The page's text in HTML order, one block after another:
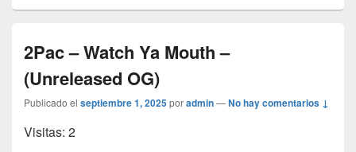
2Pac – Watch Ya Mouth –
(Unreleased OG)
Publicado el septiembre 1, 2025poradmin—No hay comentarios ↓
Visitas: 2